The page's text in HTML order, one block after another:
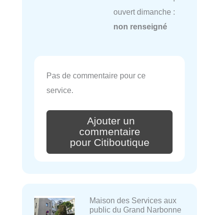
ouvert dimanche :
non renseigné
Pas de commentaire pour ce
service.
Ajouter un
commentaire
pour Citiboutique
Maison des Services aux
public du Grand Narbonne